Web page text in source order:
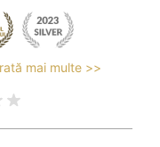
mai multe >>